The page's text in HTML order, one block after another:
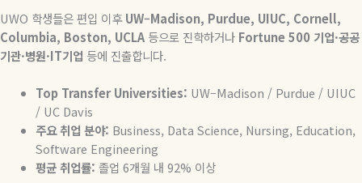
UWO 학생들은편입 이후 UW–Madison, Purdue, UIUC, Cornell,
Columbia, Boston, UCLA 등으로 진학하거나 Fortune 500 기업·공공
기관·병원·IT기업 등에 진출합니다.
Top Transfer Universities: UW–Madison / Purdue / UIUC
/ UC Davis
주요 취업 분야: Business, Data Science, Nursing, Education,
Software Engineering
평균 취업률: 졸업 6개월 내 92% 이상